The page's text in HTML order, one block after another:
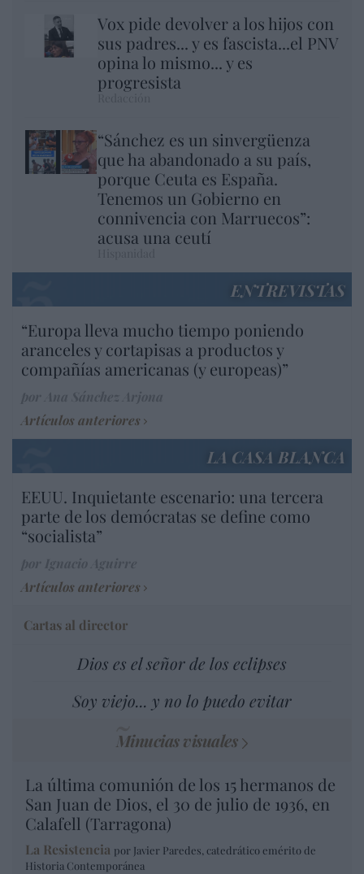
Vox pide devolver a los hijos con
sus padres... y es fascista...el PNV
opina lo mismo... y es
progresista
“Sánchez es un sinvergüenza
que ha abandonado a su país,
porque Ceuta es España.
Tenemos un Gobierno en
connivencia con Marruecos”:
acusa una ceutí
ENTREVISTAS
“Europa lleva mucho tiempo poniendo
aranceles y cortapisas a productos y
compañías americanas (y europeas)”
Artículos anteriores
LA CASA BLANCA
EEUU. Inquietante escenario: una tercera
parte de los demócratas se define como
“socialista”
Artículos anteriores
Cartas al director
Dios es el señor de los eclipses
Soy viejo... y no lo puedo evitar
Minucias visuales
La última comunión de los 15 hermanos de
San Juan de Dios, el 30 de julio de 1936, en
Calafell (Tarragona)
La Resistencia por Javier Paredes, catedrático emérito de
Historia Contemporánea